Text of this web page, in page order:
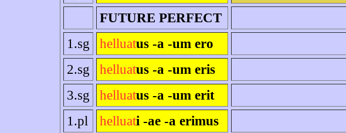
FUTURE PERFECT
1.sg
helluatus -a -um ero
2.sg
helluatus -a -um eris
3.sg
helluatus -a -um erit
1.pl
helluati -ae -a erimus